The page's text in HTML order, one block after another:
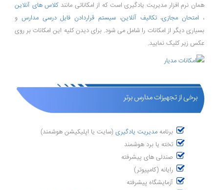
همان نرم افزار مدیریت یادگیری است که از امکاناتی مانندکلاس های آنلاین
، امتحان مجازی،تکالیف آنلاین، سیستم قراردادن فایل درسی مدارس و
بسیاری دیگر از امکانات را شامل می شود. برای دیدن کلیه این امکانات بر روی
عکس زیر کلیک نمایید.
برخی از تجهیزات مدارس برتر
برنامه مدیریت یادگیری (سایت یا اپلیکیشن هوشمند)
تخته یا برد هوشمند
صندلی های پیشرفته
رایانه (کامپیوتر)
آزمایشگاه پیشرفته